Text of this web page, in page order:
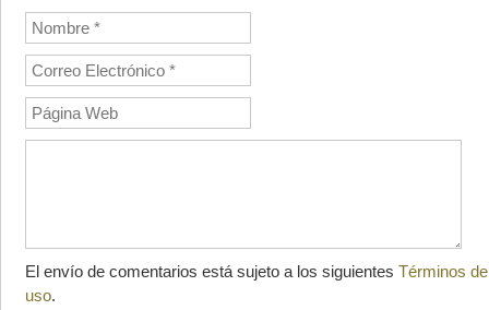
El envío de comentarios está sujeto a los siguientes Términos de
uso.